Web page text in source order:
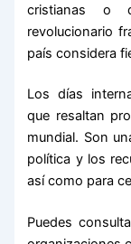
cristianas o
revolucionario
país considera
Los días
que resaltan
mundial. Son
política y los
así como para
Puedes